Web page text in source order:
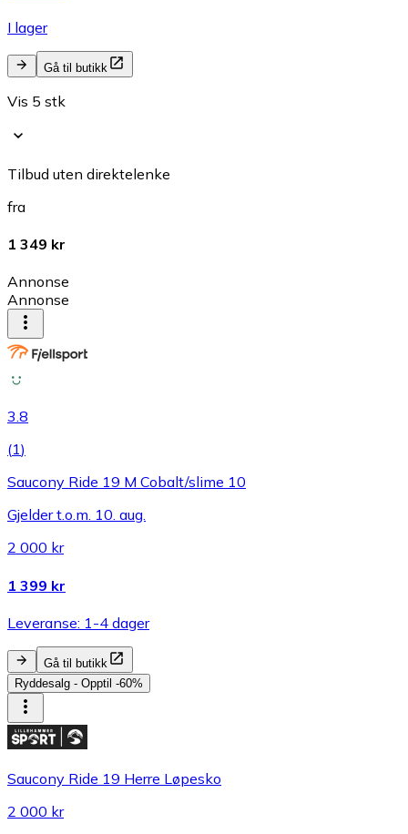
I lager
Gå til butikk
Vis 5 stk
Tilbud uten direktelenke
fra
1 349 kr
Annonse
Annonse
3.8
(1)
Saucony Ride 19 M Cobalt/slime 10
Gjelder t.o.m. 10. aug.
2 000 kr
1 399 kr
Leveranse: 1-4 dager
Gå til butikk
Ryddesalg - Opptil -60%
Saucony Ride 19 Herre Løpesko
2 000 kr